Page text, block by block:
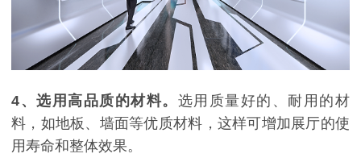
4 、选用高品质的材料。 选用质量好的、耐用的材
料，如地板、墙面等优质材料，这样可增加展厅的使
用寿命和整体效果。